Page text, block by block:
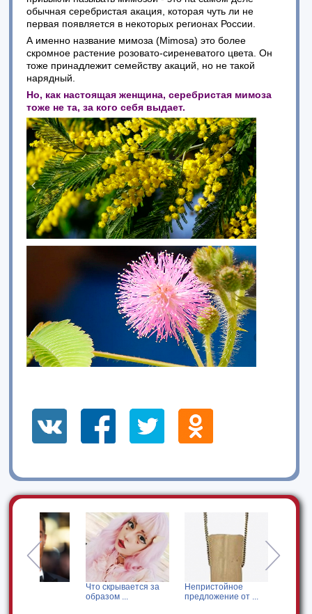
обычная серебристая акация, которая чуть ли не
первая появляется в некоторых регионах России.
А именно название мимоза (Mimosa) это более
скромное растение розовато-сиреневатого цвета. Он
тоже принадлежит семейству акаций, но не такой
нарядный.
Но, как настоящая женщина, серебристая мимоза
тоже не та, за кого себя выдает.
Что скрывается за
образом ...
Непристойное
предложение от ...
Кого Анна
позвала ...